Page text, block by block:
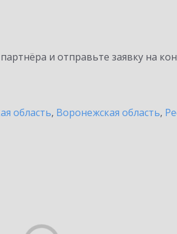
и отправьте заявку на
область, Воронежская область,